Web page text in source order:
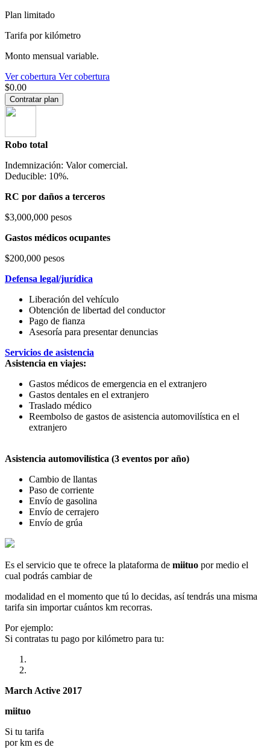
Plan limitado
Tarifa por kilómetro
Monto mensual variable.
Ver cobertura Ver cobertura
$0.00
Contratar plan
Robo total
Indemnización: Valor comercial.
Deducible: 10%.
RC por daños a terceros
$3,000,000 pesos
Gastos médicos ocupantes
$200,000 pesos
Defensa legal/jurídica
Liberación del vehículo
Obtención de libertad del conductor
Pago de fianza
Asesoría para presentar denuncias
Servicios de asistencia
Asistencia en viajes:
Gastos médicos de emergencia en el extranjero
Gastos dentales en el extranjero
Traslado médico
Reembolso de gastos de asistencia automovilística en el
extranjero
Asistencia automovilística (3 eventos por año)
Cambio de llantas
Paso de corriente
Envío de gasolina
Envío de cerrajero
Envío de grúa
Es el servicio que te ofrece la plataforma de miituo por medio el
cual podrás cambiar de
modalidad en el momento que tú lo decidas, así tendrás una misma
tarifa sin importar cuántos km recorras.
Por ejemplo:
Si contratas tu pago por kilómetro para tu:
March Active 2017
miituo
Si tu tarifa
por km es de